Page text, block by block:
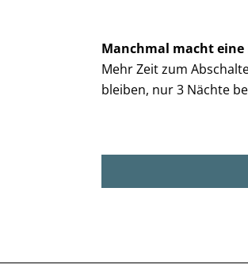
Manchmal macht
Mehr Zeit zum
bleiben, nur 3 Nächte